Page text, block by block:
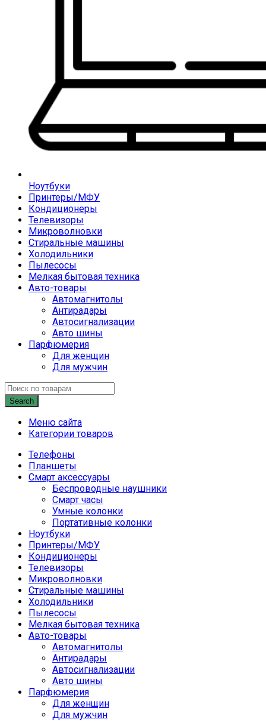
Ноутбуки
Принтеры/МФУ
Кондиционеры
Телевизоры
Микроволновки
Стиральные машины
Холодильники
Пылесосы
Мелкая бытовая техника
Авто-товары
Автомагнитолы
Антирадары
Автосигнализации
Авто шины
Парфюмерия
Для женщин
Для мужчин
Search
Меню сайта
Категории товаров
Телефоны
Планшеты
Смарт аксессуары
Беспроводные наушники
Смарт часы
Умные колонки
Портативные колонки
Ноутбуки
Принтеры/МФУ
Кондиционеры
Телевизоры
Микроволновки
Стиральные машины
Холодильники
Пылесосы
Мелкая бытовая техника
Авто-товары
Автомагнитолы
Антирадары
Автосигнализации
Авто шины
Парфюмерия
Для женщин
Для мужчин